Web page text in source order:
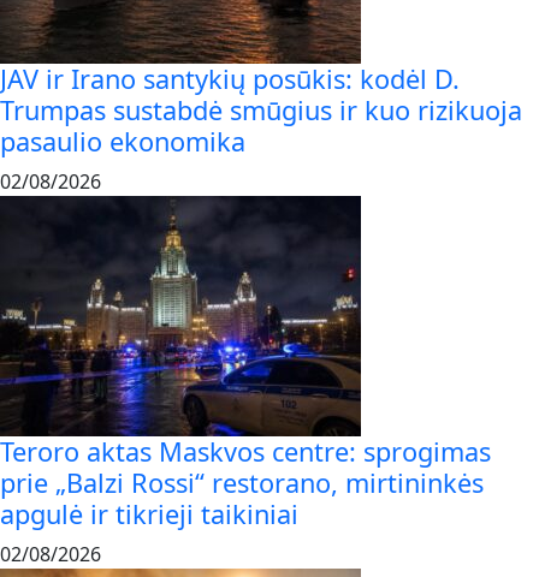
JAV ir Irano santykių posūkis: kodėl D.
Trumpas sustabdė smūgius ir kuo rizikuoja
pasaulio ekonomika
02/08/2026
Teroro aktas Maskvos centre: sprogimas
prie „Balzi Rossi“ restorano, mirtininkės
apgulė ir tikrieji taikiniai
02/08/2026